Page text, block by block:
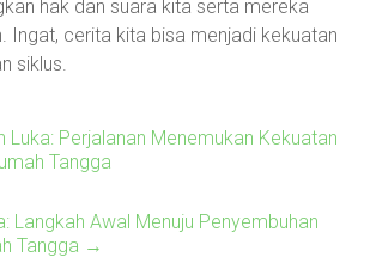
hak dan suara kita serta mereka
Ingat, cerita kita bisa menjadi kekuatan
siklus.
Luka: Perjalanan Menemukan Kekuatan
Tangga
Langkah Awal Menuju Penyembuhan
Tangga →